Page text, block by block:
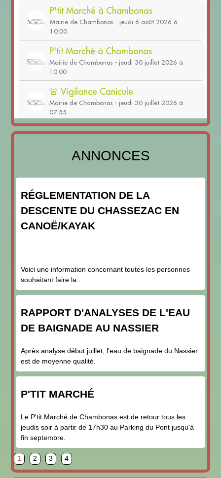
ANNONCES
RÉGLEMENTATION DE LA
DESCENTE DU CHASSEZAC EN
CANOË/KAYAK
Voici une information concernant toutes les personnes
souhaitant faire la...
RAPPORT D'ANALYSES DE L'EAU
DE BAIGNADE AU NASSIER
Après analyse début juillet, l'eau de baignade du Nassier
est de moyenne qualité.
P'TIT MARCHÉ
Le P'tit Marché de Chambonas est de retour tous les
jeudis soir à partir de 17h30 au Parking du Pont jusqu'à
fin septembre.
page
1 page
2 page
3 page
4